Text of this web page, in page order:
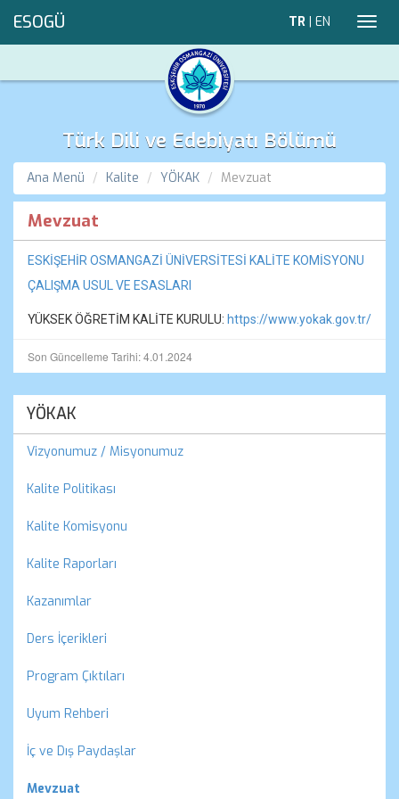
ESOGÜ TR | EN
Türk Dili ve Edebiyatı Bölümü
Ana Menü Kalite YÖKAK Mevzuat
Mevzuat
ESKİŞEHİR OSMANGAZİ ÜNİVERSİTESİ KALİTE KOMİSYONU
ÇALIŞMA USUL VE ESASLARI
YÜKSEK ÖĞRETİM KALİTE KURULU: https://www.yokak.gov.tr/
Son Güncelleme Tarihi: 4.01.2024
YÖKAK
Vizyonumuz / Misyonumuz
Kalite Politikası
Kalite Komisyonu
Kalite Raporları
Kazanımlar
Ders İçerikleri
Program Çıktıları
Uyum Rehberi
İç ve Dış Paydaşlar
Mevzuat